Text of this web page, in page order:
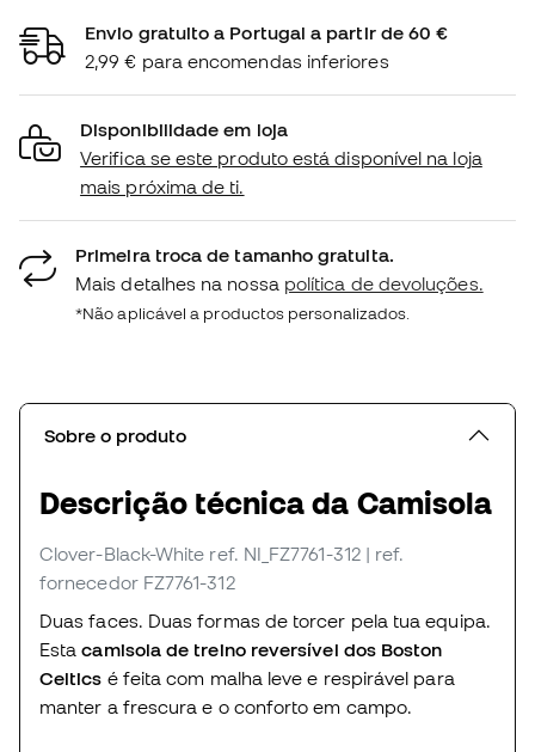
Envio gratuito a Portugal a partir de 60 €
2,99 € para encomendas inferiores
Disponibilidade em loja
Verifica se este produto está disponível na loja
mais próxima de ti.
Primeira troca de tamanho gratuita.
Mais detalhes na nossa política de devoluções.
*Não aplicável a productos personalizados.
Sobre o produto
Descrição técnica da Camisola
Clover-Black-White ref. NI_FZ7761-312 | ref.
fornecedor FZ7761-312
Duas faces. Duas formas de torcer pela tua equipa.
Estacamisola de treino reversível dos Boston
Celtics é feita com malha leve e respirável para
manter a frescura e o conforto em campo.